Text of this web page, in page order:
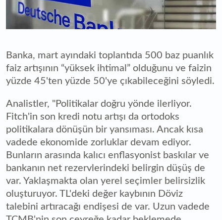
Banka, mart ayındaki toplantıda 500 baz puanlık
faiz artışının “yüksek ihtimal” olduğunu ve faizin
yüzde 45'ten yüzde 50'ye çıkabileceğini söyledi.
Analistler, "Politikalar doğru yönde ilerliyor.
Fitch'in son kredi notu artışı da ortodoks
politikalara dönüşün bir yansıması. Ancak kısa
vadede ekonomide zorluklar devam ediyor.
Bunların arasında kalıcı enflasyonist baskılar ve
bankanın net rezervlerindeki belirgin düşüş de
var. Yaklaşmakta olan yerel seçimler belirsizlik
oluşturuyor. TL'deki değer kaybının Döviz
talebini artıracağı endişesi de var. Uzun vadede